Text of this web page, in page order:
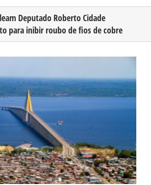
Deputado Roberto Cidade
para inibir roubo de fios de cobre